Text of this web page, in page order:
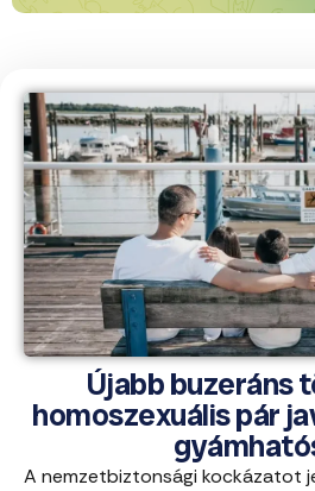
Újabb buzeráns
homoszexuális pár
A nemzetbiztonsági kockázatot